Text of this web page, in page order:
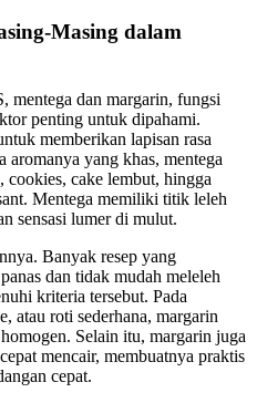
Masing dalam
mentega dan margarin, fungsi
penting untuk dipahami.
memberikan lapisan rasa
aromanya yang khas, mentega
cookies, cake lembut, hingga
Mentega memiliki titik leleh
sensasi lumer di mulut.
Banyak resep yang
dan tidak mudah meleleh
kriteria tersebut. Pada
atau roti sederhana, margarin
Selain itu, margarin juga
mencair, membuatnya praktis
cepat.